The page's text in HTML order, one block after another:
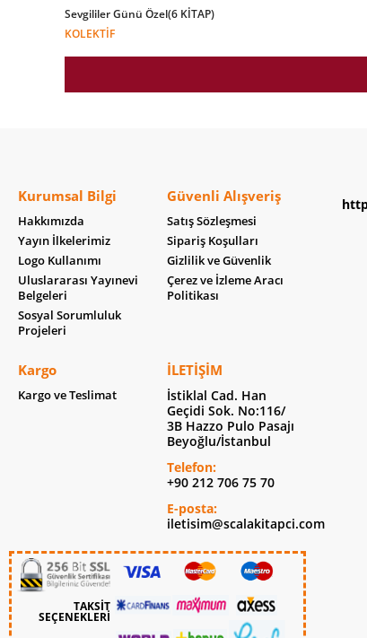
Sevgililer Günü Özel(6 KİTAP)
KOLEKTIF
Kurumsal Bilgi
Hakkımızda
Yayın İlkelerimiz
Logo Kullanımı
Uluslararası Yayınevi
Belgeleri
Sosyal Sorumluluk
Projeleri
Güvenli Alışveriş
Satış Sözleşmesi
Sipariş Koşulları
Gizlilik ve Güvenlik
Çerez ve İzleme Aracı
Politikası
Kargo
Kargo ve Teslimat
İLETIŞIM
İstiklal Cad. Han
Geçidi Sok. No:116/
3B Hazzo Pulo Pasajı
Beyoğlu/İstanbul
Telefon:
+90 212 706 75 70
E-posta:
iletisim@scalakitapci.com
TAKSİT
SEÇENEKLERİ